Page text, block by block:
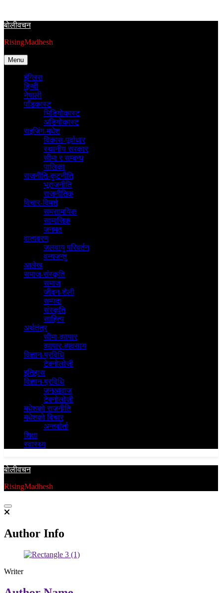
content
बाेलीवचन
RisingMadhesh
Menu
इंग्लिस
हिन्दी
नेपाली
पाँडकास्ट
भिडियाेकास्ट
अडियाेकास्ट
राइजिंग-मधेश
विकास-पूर्वाधार
स्थानीय सरकार
सीमा र सम्बन्ध
पालिका
राजनीति-कुटनीति
भूराजनीति
राजनीतिक
विचार-विमर्श
समसामयिक
सामाजिक
जनमत
वातावरण
जलवायु परिवर्तन
वन्यजन्तु
आलेख
समाज-संस्कृति
समाज
जीवन-शैली
सम्पदा
संस्कृति
साहित्य
अर्थतंत्र
सीमा-व्यापार
व्यापार-व्यवसाय
विज्ञान-प्रविधि
टेक्नोलोजी
इतिहास
विज्ञान-प्रविधि
जनआवाज
टेक्नोलोजी
मधेशकाे राजनीति
मधेशकाे विचार
अन्तर्वार्ता
शिक्षा
स्वास्थ्य
बाेलीवचन
RisingMadhesh
Author Info
Writer